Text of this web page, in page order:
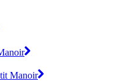
Manoir